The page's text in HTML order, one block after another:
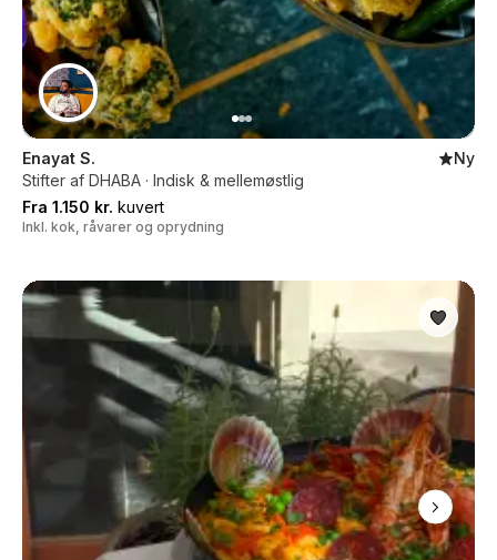
Enayat S.
Ny
Stifter af DHABA · Indisk & mellemøstlig
Fra 1.150 kr. kuvert
Inkl. kok, råvarer og oprydning